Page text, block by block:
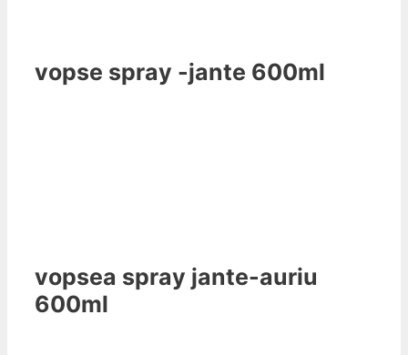
vopse spray -jante 600ml
vopsea spray jante-auriu
600ml